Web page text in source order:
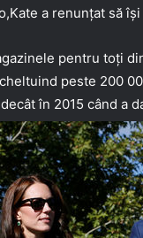
a renunțat să
pentru toți
peste 200
în 2015 când a